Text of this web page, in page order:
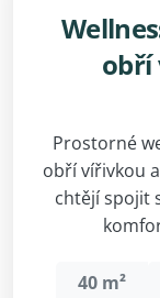
obří
Prostorné
obří vířivkou
chtějí spojit
40 m²